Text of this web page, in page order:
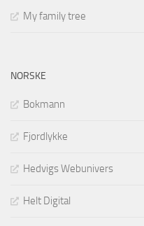
My family tree
NORSKE
Bokmann
Fjordlykke
Hedvigs Webunivers
Helt Digital